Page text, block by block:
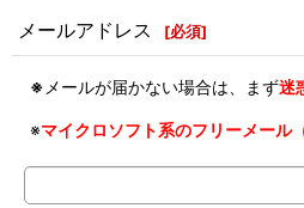
メールアドレス [必須]
※ メールが届かない場合は、まず迷
※マイクロソフト系のフリーメー